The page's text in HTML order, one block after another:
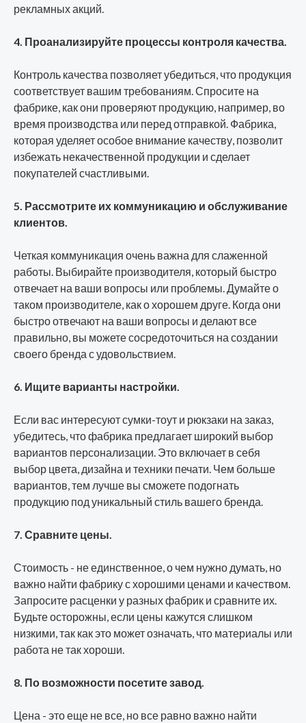
рекламных акций.
4. Проанализируйте процессы контроля качества.
Контроль качества позволяет убедиться, что продукция
соответствует вашим требованиям. Спросите на
фабрике, как они проверяют продукцию, например, во
время производства или перед отправкой. Фабрика,
которая уделяет особое внимание качеству, позволит
избежать некачественной продукции и сделает
покупателей счастливыми.
5. Рассмотрите их коммуникацию и обслуживание
клиентов.
Четкая коммуникация очень важна для слаженной
работы. Выбирайте производителя, который быстро
отвечает на ваши вопросы или проблемы. Думайте о
таком производителе, как о хорошем друге. Когда они
быстро отвечают на ваши вопросы и делают все
правильно, вы можете сосредоточиться на создании
своего бренда с удовольствием.
6. Ищите варианты настройки.
Если вас интересуют сумки-тоут и рюкзаки на заказ,
убедитесь, что фабрика предлагает широкий выбор
вариантов персонализации. Это включает в себя
выбор цвета, дизайна и техники печати. Чем больше
вариантов, тем лучше вы сможете подогнать
продукцию под уникальный стиль вашего бренда.
7. Сравните цены.
Стоимость - не единственное, о чем нужно думать, но
важно найти фабрику с хорошими ценами и качеством.
Запросите расценки у разных фабрик и сравните их.
Будьте осторожны, если цены кажутся слишком
низкими, так как это может означать, что материалы или
работа не так хороши.
8. По возможности посетите завод.
Цена - это еще не все, но все равно важно найти